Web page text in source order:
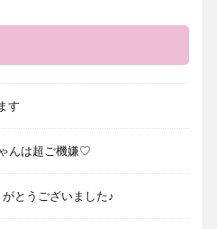
す
んは超ご機嫌♡
とうございました♪